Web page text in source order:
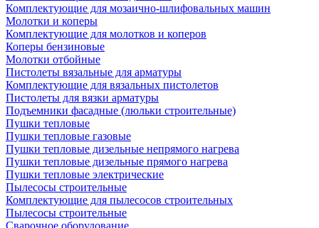
Комплектующие для мозаично-шлифовальных машин
Молотки и коперы
Комплектующие для молотков и коперов
Коперы бензиновые
Молотки отбойные
Пистолеты вязальные для арматуры
Комплектующие для вязальных пистолетов
Пистолеты для вязки арматуры
Подъемники фасадные (люльки строительные)
Пушки тепловые
Пушки тепловые газовые
Пушки тепловые дизельные непрямого нагрева
Пушки тепловые дизельные прямого нагрева
Пушки тепловые электрические
Пылесосы строительные
Комплектующие для пылесосов строительных
Пылесосы строительные
Сварочное оборудование